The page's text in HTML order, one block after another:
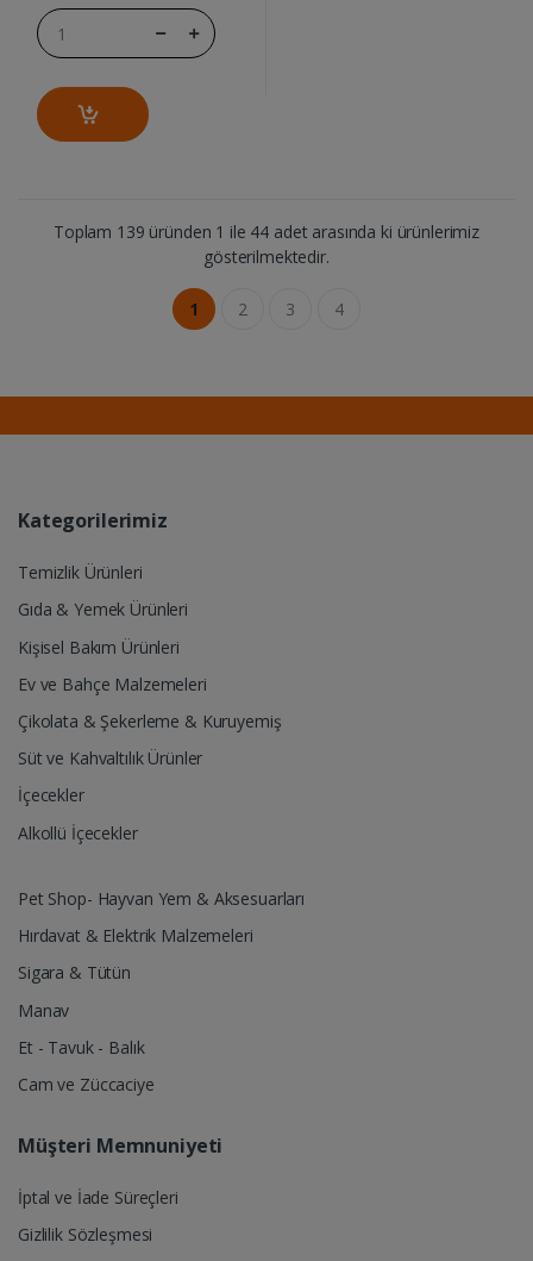
Toplam 139 üründen 1 ile 44 adet arasında ki ürünlerimiz
gösterilmektedir.
1 2 3 4
Kategorilerimiz
Temizlik Ürünleri
Gıda & Yemek Ürünleri
Kişisel Bakım Ürünleri
Ev ve Bahçe Malzemeleri
Çikolata & Şekerleme & Kuruyemiş
Süt ve Kahvaltılık Ürünler
İçecekler
Alkollü İçecekler
Pet Shop- Hayvan Yem & Aksesuarları
Hırdavat & Elektrik Malzemeleri
Sigara & Tütün
Manav
Et - Tavuk - Balık
Cam ve Züccaciye
Müşteri Memnuniyeti
İptal ve İade Süreçleri
Gizlilik Sözleşmesi